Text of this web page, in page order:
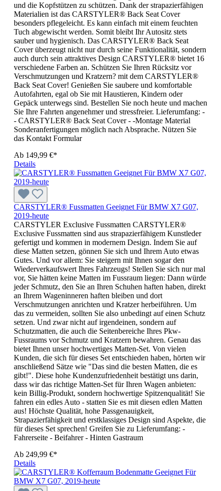
und die Kopfstützen zu schützen. Dank der strapazierfähigen
Materialien ist das CARSTYLER® Back Seat Cover
besonders pflegeleicht. Es kann einfach mit einem feuchten
Tuch abgewischt werden. Somit bleibt Ihr Autositz stets
sauber und hygienisch. Das CARSTYLER® Back Seat
Cover überzeugt nicht nur durch seine Funktionalität, sondern
auch durch sein attraktives Design CARSTYLER® bietet 16
verschiedene Farben an. Schützen Sie Ihren Rücksitz vor
Verschmutzungen und Kratzern? mit dem CARSTYLER®
Back Seat Cover! Genießen Sie saubere und komfortable
Autofahrten, egal ob Sie mit Haustieren, Kindern oder
Gepäck unterwegs sind. Bestellen Sie noch heute und machen
Sie Ihre Fahrten angenehmer und stressfreier. Lieferumfang: -
- CARSTYLER® Back Seat Cover - -Montage Material
Sonderanfertigungen möglich nach Absprache. Nützen Sie
das Kontakt Formular
Ab 149,99 €*
Details
CARSTYLER® Fussmatten Geeignet Für BMW X7 G07,
2019-heute
CARSTYLER Exclusive Fussmatten CARSTYLER®
Exclusive Fussmatten sind aus strapazierfähigem Kunstleder
gefertigt und kommen in modernem Design. Indem Sie auf
diese Matten setzen, gönnen Sie sich und Ihrem Auto etwas
Gutes. Und vor allem: Sie steigern mit Ihnen sogar den
Wiederverkaufswert Ihres Fahrzeugs! Stellen Sie sich nur mal
vor, Sie hätten keine Matten im Fussraum liegen: Dann würde
jeder Schmutz, den Sie an Ihren Schuhen haften haben, direkt
an Ihrem Wageninneren haften bleiben und dort
Verschmutzungen anrichten und Kratzer herbeiführen. Um
das zu vermeiden, sollten Sie also unbedingt auf einen Schutz
setzen. Und zwar nicht auf irgendeinen, sondern auf
Schutzmatten, die auch die Seitenbereiche Ihres Pkw-
Fussraums vor Schmutz und Kratzern bewahren. Genau das
bietet Ihnen unser hochwertiges Matten-Set. Von vielen
Kunden, die sich für dieses Set entschieden haben, hörten wir
anschließend Sätze wie "Das sind die besten Matten, die es
gibt!". Diese hohe Kundenzufriedenheit bestätigt uns darin,
dass wir das richtige Matten-Set für Ihren Wagen anbieten:
kein Billig-Produkt, sondern hochwertige Spitzenqualität! Sie
fahren ein edles Auto - statten Sie es mit diesen edlen Matten
aus! Höchste Qualität, hohe Passgenauigkeit,
Strapazierfähigkeit und erstklassiges Design sind Aspekte, die
für dieses Set sprechen! Greifen Sie zu Lieferumfang: -
Fahrerseite - Beifahrer - Hinten Gastraum
Ab 249,99 €*
Details